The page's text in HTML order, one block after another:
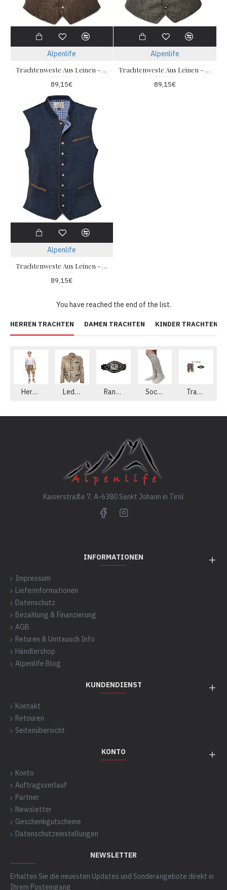
Alpenlife
Trachtenweste Aus Leinen - Braun
89,15€
Alpenlife
Trachtenweste Aus Leinen - Grau
89,15€
Alpenlife
Trachtenweste Aus Leinen - Marine
89,15€
You have reached the end of the list.
HERREN TRACHTEN DAMEN TRACHTEN KINDER TRACHTEN
Herren Lederhosen aus echtem Leder Lederjacke Ranzen - Gürtel Socken Trachten Sets
Kaiserstraße 7, A-6380 Sankt Johann in Tirol
INFORMATIONEN
Impressum
Lieferinformationen
Datenschutz
Bezahlung & Finanzierung
AGB
Returen & Umtausch Info
Händlershop
Alpenlife Blog
KUNDENDIENST
Kontakt
Retouren
Seitenübersicht
KONTO
Konto
Auftragsverlauf
Partner
Newsletter
Geschenkgutscheine
Datenschutzeinstellungen
NEWSLETTER
Erhalten Sie die neuesten Updates und Sonderangebote direkt in
Ihrem Posteingang